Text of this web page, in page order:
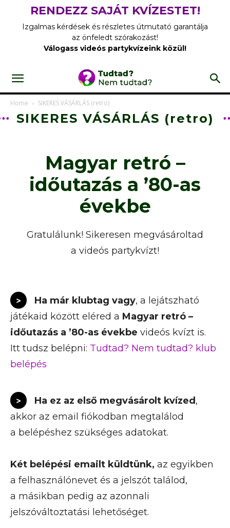
RENDEZZ SAJÁT KVÍZESTET!
Izgalmas kérdések és részletes útmutató garantálja
az önfeledt szórakozást!
Válogass videós partykvízeink közül!
Home SIKERES VÁSÁRLÁS (retro)
SIKERES VÁSÁRLÁS (retro)
Magyar retró –
időutazás a ’80-as
évekbe
Gratulálunk! Sikeresen megvásároltad
a videós partykvízt!
> Ha már klubtag vagy, a lejátszható
játékaid között eléred a Magyar retró –
időutazás a ’80-as évekbe videós kvízt is.
Itt tudsz belépni: Tudtad? Nem tudtad? klub
belépés
> Ha ez az első megvásárolt kvízed ,
akkor az email fiókodban megtalálod
a belépéshez szükséges adatokat.
Két belépési emailt küldtünk, az egyikben
a felhasználónevet és a jelszót találod,
a másikban pedig az azonnali
jelszóváltoztatási lehetőséget.